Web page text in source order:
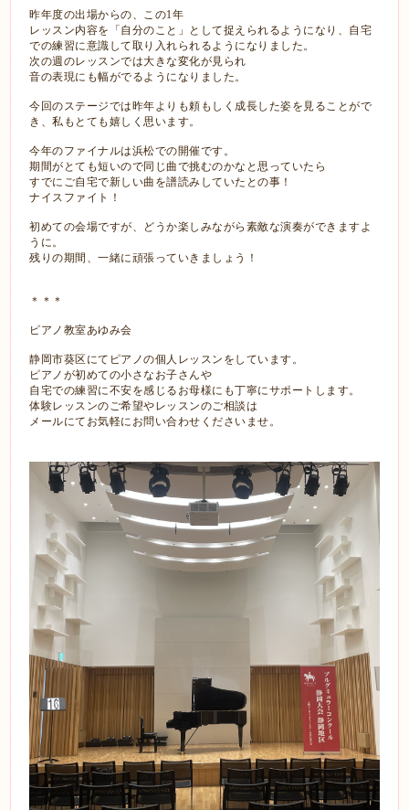
昨年度の出場からの、この1年
レッスン内容を「自分のこと」として捉えられるようになり、自宅
での練習に意識して取り入れられるようになりました。
次の週のレッスンでは大きな変化が見られ
音の表現にも幅がでるようになりました。
今回のステージでは昨年よりも頼もしく成長した姿を見ることがで
き、私もとても嬉しく思います。
今年のファイナルは浜松での開催です。
期間がとても短いので同じ曲で挑むのかなと思っていたら
すでにご自宅で新しい曲を譜読みしていたとの事！
ナイスファイト！
初めての会場ですが、どうか楽しみながら素敵な演奏ができますよ
うに。
残りの期間、一緒に頑張っていきましょう！
＊＊＊
ピアノ教室あゆみ会
静岡市葵区にてピアノの個人レッスンをしています。
ピアノが初めての小さなお子さんや
自宅での練習に不安を感じるお母様にも丁寧にサポートします。
体験レッスンのご希望やレッスンのご相談は
メールにてお気軽にお問い合わせくださいませ。